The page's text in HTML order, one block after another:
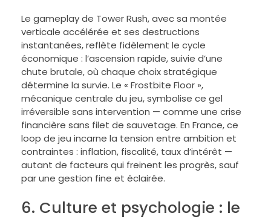
Le gameplay de Tower Rush, avec sa montée
verticale accélérée et ses destructions
instantanées, reflète fidèlement le cycle
économique : l’ascension rapide, suivie d’une
chute brutale, où chaque choix stratégique
détermine la survie. Le « Frostbite Floor »,
mécanique centrale du jeu, symbolise ce gel
irréversible sans intervention — comme une crise
financière sans filet de sauvetage. En France, ce
loop de jeu incarne la tension entre ambition et
contraintes : inflation, fiscalité, taux d’intérêt —
autant de facteurs qui freinent les progrès, sauf
par une gestion fine et éclairée.
6. Culture et psychologie : le